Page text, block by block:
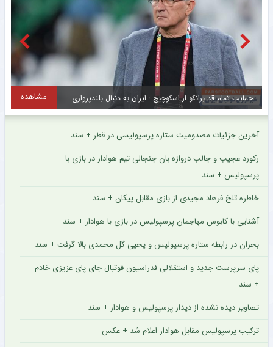
ستاره تیم ملی از باشگاه قطری جدا می شود؟ مشاهده
آخرین جزئیات مصدومیت ستاره پرسپولیسی در قطر + سند
رکورد عجیب و جالب دروازه بان جنجالی تیم هوادار در بازی با
پرسپولیس + سند
خاطره تلخ فرهاد مجیدی از بازی مقابل پیکان + سند
آشنایی با کابوس مهاجمان پرسپولیس در بازی با هوادار + سند
بحران در رابطه ستاره پرسپولیس و یحیی گل محمدی بالا گرفت + سند
پای سرپرست جدید و استقلالی فدراسیون فوتبال جای پای عزیزی خادم
+ سند
تصاویر دیده نشده از دیدار پرسپولیس و هوادار + سند
ترکیب پرسپولیس مقابل هوادار اعلام شد + عکس